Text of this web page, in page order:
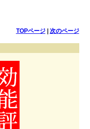
TOPページ| 次のページ